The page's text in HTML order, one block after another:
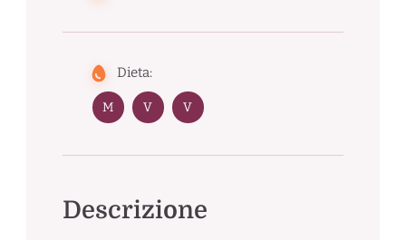
Dieta:
M V V
Descrizione